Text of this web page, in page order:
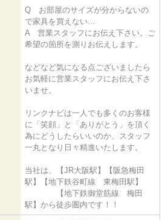
Q お部屋のサイズが分からないの
で家具を買えない…
A 営業スタッフにお伝え下さい。ご
希望の箇所を測りお伝えします。
などなど気になる点ございましたら
お気軽に営業スタッフにお伝え下さ
いませ。
リンクナビは一人でも多くのお客様
に「笑顔」と「ありがとう」を頂く
為にどうしたらいいのか、スタッフ
一丸となり日々精進いたします。
当社は、【JR大阪駅】【阪急梅田
駅】【地下鉄谷町線 東梅田駅】
【地下鉄御堂筋線 梅田
駅】から徒歩圏内です！！